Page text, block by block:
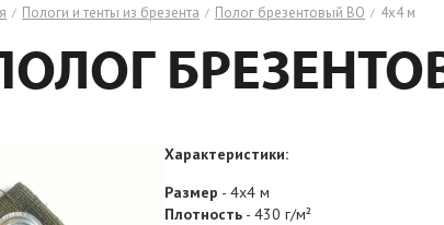
/ Пологи и тенты из брезента / Полог брезентовый ВО / 4х4 м
Характеристики:
Размер - 4х4 м
Плотность - 430 г/м²